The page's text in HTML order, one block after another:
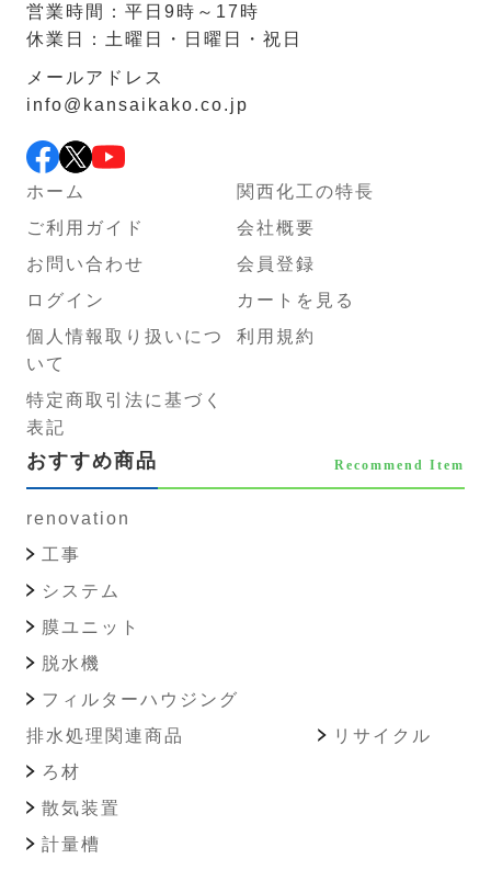
営業時間：平日9時～17時
休業日：土曜日・日曜日・祝日
メールアドレス
info@kansaikako.co.jp
ホーム
関西化工の特長
ご利用ガイド
会社概要
お問い合わせ
会員登録
ログイン
カートを見る
個人情報取り扱いにつ
いて
利用規約
特定商取引法に基づく
表記
おすすめ商品 Recommend Item
renovation
工事
システム
膜ユニット
脱水機
フィルターハウジング
排水処理関連商品
ろ材
散気装置
計量槽
リサイクル